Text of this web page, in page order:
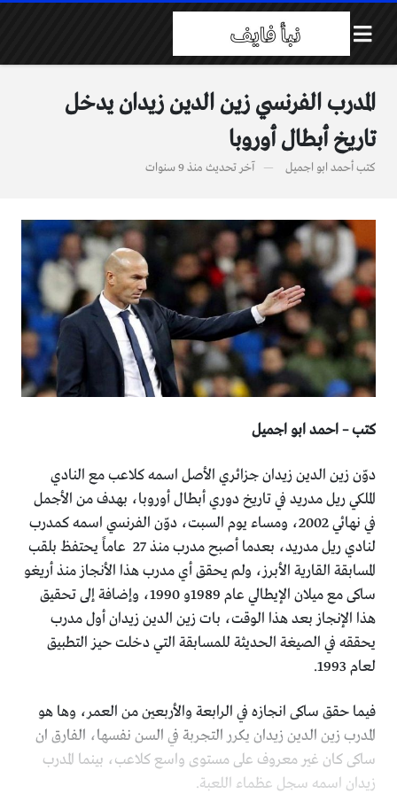
المدرب الفرنسي زين الدين زيدان يدخل
تاريخ أبطال أوروبا
كتبأحمد ابو اجميل آخر تحديث منذ 9 سنوات
كتب – احمد ابو اجميل
دوّن زين الدين زيدان جزائري الأصل اسمه كلاعب مع النادي
الملكي ريل مدريد في تاريخ دوري أبطال أوروبا، بهدف من الأجمل
في نهائي 2002، ومساء يوم السبت، دوّن الفرنسي اسمه كمدرب
لنادي ريل مدريد، بعدما أصبح مدرب منذ 27 عاماً يحتفظ بلقب
المسابقة القارية الأبرز، ولم يحقق أي مدرب هذا الأنجاز منذ أريغو
ساكى مع ميلان الإيطالي عام 1989و 1990، وإضافة إلى تحقيق
هذا الإنجاز بعد هذا الوقت، بات زين الدين زيدان أول مدرب
يحققه في الصيغة الحديثة للمسابقة التي دخلت حيز التطبيق
لعام 1993.
فيما حقق ساكى انجازه في الرابعة والأربعين من العمر، وها هو
المدرب زين الدين زيدان يكرر التجربة في السن نفسها، الفارق ان
ساكى كان غير معروف على مستوى واسع كلاعب، بينما المدرب
زيدان اسمه سجل عظماء اللعبة.